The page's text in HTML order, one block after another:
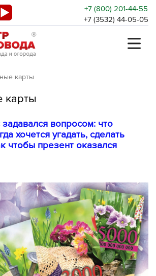
+7 (800) 201-44-55
+7 (3532) 44-05-05
карты
карты
вопросом: что
хочется угадать, сделать
чтобы презент оказался